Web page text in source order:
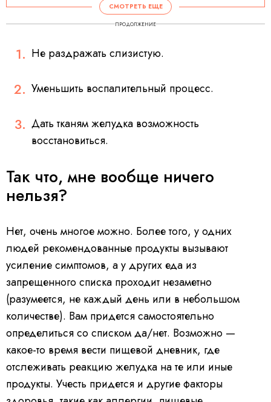
СМОТРЕТЬ ЕЩЕ
ПРОДОЛЖЕНИЕ
Не раздражать слизистую.
Уменьшить воспалительный процесс.
Дать тканям желудка возможность
восстановиться.
Так что, мне вообще ничего
нельзя?
Нет, очень многое можно. Более того, у одних
людей рекомендованные продукты вызывают
усиление симптомов, а у других еда из
запрещенного списка проходит незаметно
(разумеется, не каждый день или в небольшом
количестве). Вам придется самостоятельно
определиться со списком да/нет. Возможно —
какое-то время вести пищевой дневник, где
отслеживать реакцию желудка на те или иные
продукты. Учесть придется и другие факторы